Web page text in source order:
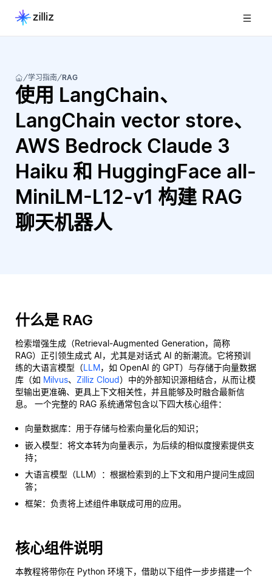
学习指南 RAG
使用 LangChain、
LangChain vector store、
AWS Bedrock Claude 3
Haiku 和 HuggingFace all-
MiniLM-L12-v1 构建 RAG
聊天机器人
什么是 RAG
检索增强生成（Retrieval-Augmented Generation，简称
RAG）正引领生成式 AI，尤其是对话式 AI 的新潮流。它将预训
练的大语言模型（LLM，如 OpenAI 的 GPT）与存储于向量数据
库（如 Milvus、 Zilliz Cloud）中的外部知识源相结合，从而让模
型输出更准确、更具上下文相关性，并且能够及时融合最新信
息。 一个完整的 RAG 系统通常包含以下四大核心组件：
向量数据库：用于存储与检索向量化后的知识；
嵌入模型：将文本转为向量表示，为后续的相似度搜索提供支
持；
大语言模型（LLM）：根据检索到的上下文和用户提问生成回
答；
框架：负责将上述组件串联成可用的应用。
核心组件说明
本教程将带你在 Python 环境下，借助以下组件一步步搭建一个